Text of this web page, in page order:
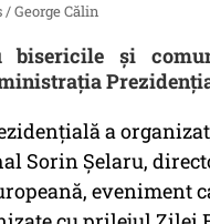
George Călin
şi
a
Sorin Şelaru,
eveniment